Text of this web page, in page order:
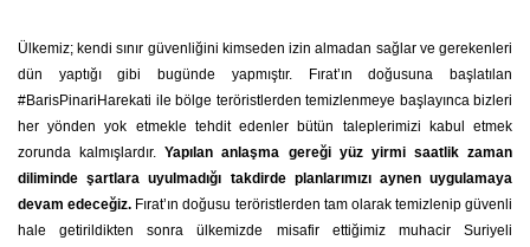
Ülkemiz; kendi sınır güvenliğini kimseden izin almadan sağlar ve gerekenleri
dün yaptığı gibi bugünde yapmıştır. Fırat’ın doğusuna başlatılan
#BarisPinariHarekati ile bölge teröristlerden temizlenmeye başlayınca bizleri
her yönden yok etmekle tehdit edenler bütün taleplerimizi kabul etmek
zorunda kalmışlardır.Yapılan anlaşma gereği yüz yirmi saatlik zaman
diliminde şartlara uyulmadığı takdirde planlarımızı aynen uygulamaya
devam edeceğiz. Fırat’ın doğusu teröristlerden tam olarak temizlenip güvenli
hale getirildikten sonra ülkemizde misafir ettiğimiz muhacir Suriyeli